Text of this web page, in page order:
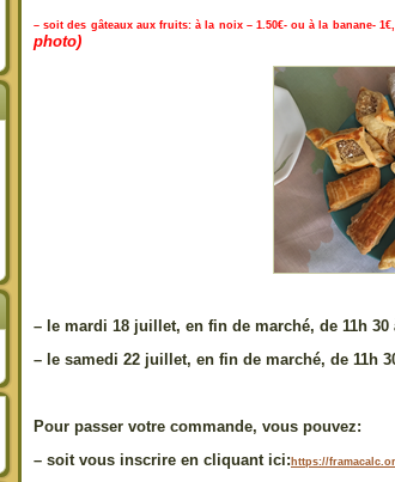
– soit des gâteaux aux fruits: à la noix – 1.50€- ou à la banane-
photo)
– le mardi 18 juillet, en fin de marché, de 11h
– le samedi 22 juillet, en fin de marché, de 11h
Pour passer votre commande, vous pouvez:
– soit vous inscrire en cliquant ici: https://